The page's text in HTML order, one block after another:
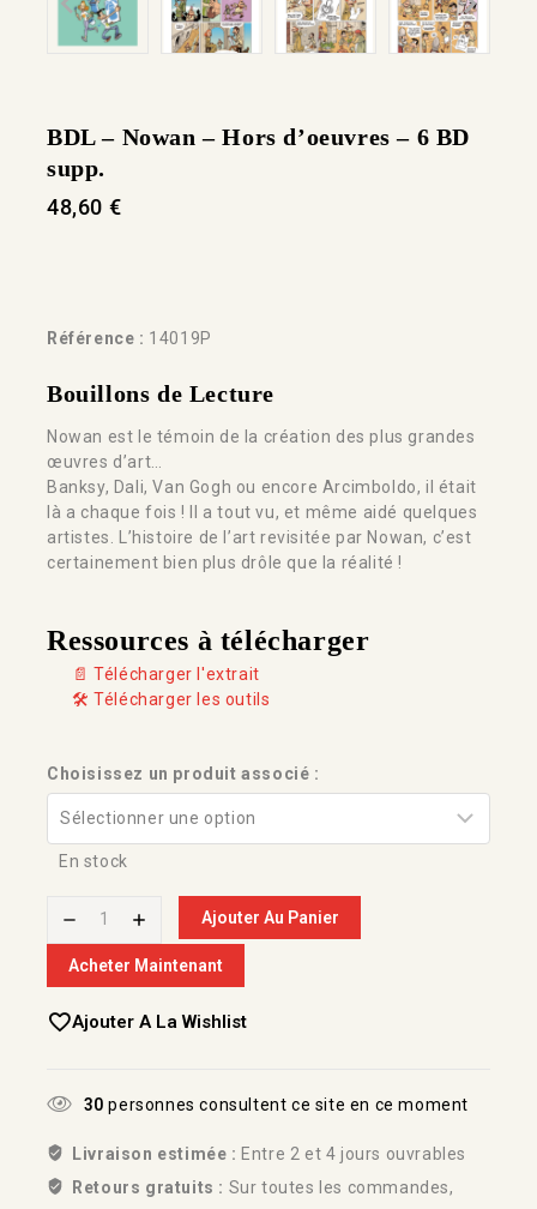
BDL – Nowan – Hors d’oeuvres – 6 BD
supp.
48,60 €
Référence : 14019P
Bouillons de Lecture
Nowan est le témoin de la création des plus grandes
œuvres d’art…
Banksy, Dali, Van Gogh ou encore Arcimboldo, il était
là a chaque fois ! Il a tout vu, et même aidé quelques
artistes. L’histoire de l’art revisitée par Nowan, c’est
certainement bien plus drôle que la réalité !
Ressources à télécharger
📄 Télécharger l'extrait
🛠️ Télécharger les outils
Choisissez un produit associé :
En stock
Ajouter Au Panier
Acheter Maintenant
Ajouter A La Wishlist
30 personnes consultent ce site en ce moment
Livraison estimée : Entre 2 et 4 jours ouvrables
Retours gratuits : Sur toutes les commandes,